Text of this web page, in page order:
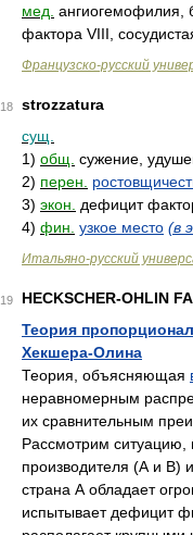
мед. ангиогемофилия,
фактора VIII,
Французско-русский
18
strozzatura
сущ.
1) общ. сужение,
2) перен.
3) экон.
дефицит
4) фин. узкое место (в
Итальяно-русский
19
HECKSCHER-OHLIN
Теория
Хекшера-Олина
Теория, объясняющая
неравномерным
их сравнительным
Рассмотрим ситуацию,
производителя (А и B)
страна А обладает
испытывает дефицит